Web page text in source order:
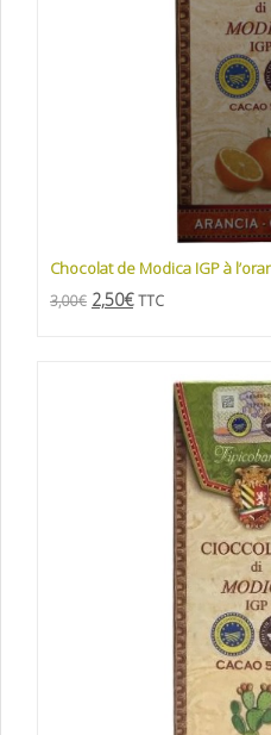
Chocolat de Modica IGP à
3,00€ 2,50€ TTC